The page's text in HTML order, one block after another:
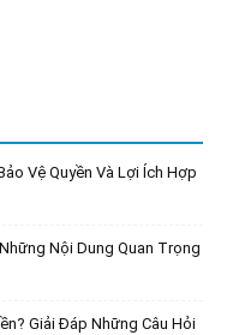
Vệ Quyền Và Lợi Ích Hợp
Nội Dung Quan Trọng
Giải Đáp Những Câu Hỏi